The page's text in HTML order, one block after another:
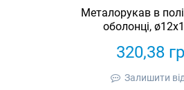
Металорукав в
оболонці,
320,38
Залишити